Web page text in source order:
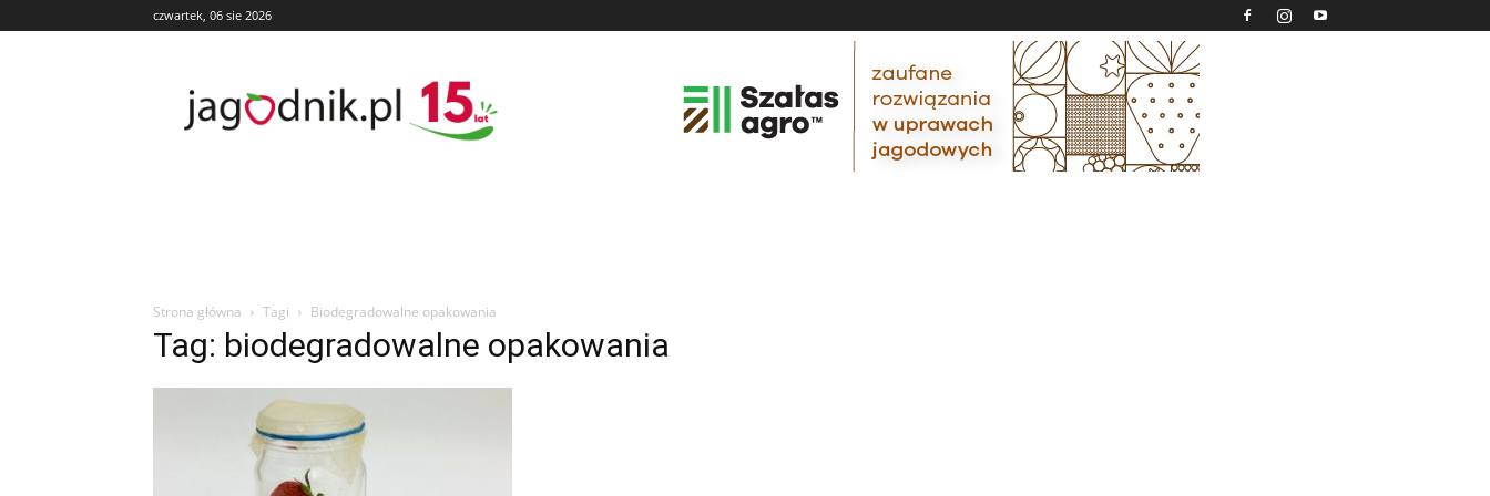
czwartek, 06 sie 2026
Strona główna Tagi Biodegradowalne opakowania
Tag: biodegradowalne opakowania